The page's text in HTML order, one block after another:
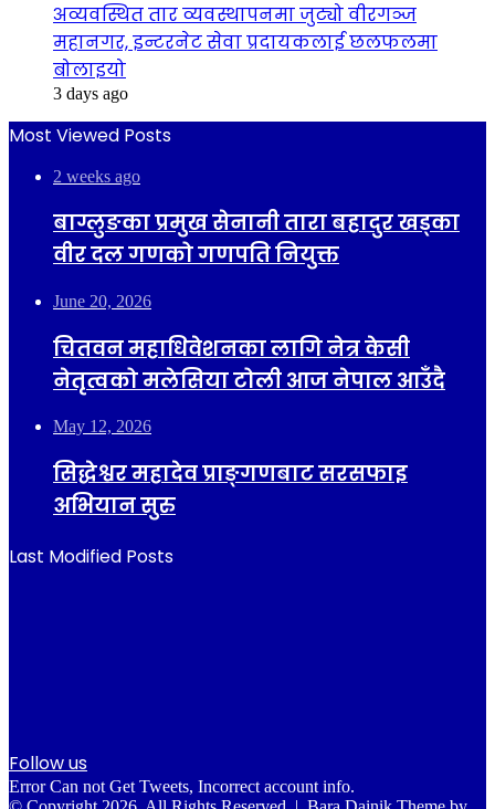
अव्यवस्थित तार व्यवस्थापनमा जुट्यो वीरगञ्ज
महानगर, इन्टरनेट सेवा प्रदायकलाई छलफलमा
बोलाइयो
3 days ago
Most Viewed Posts
2 weeks ago
बाग्लुङका प्रमुख सेनानी तारा बहादुर खड्का
वीर दल गणको गणपति नियुक्त
June 20, 2026
चितवन महाधिवेशनका लागि नेत्र केसी
नेतृत्वको मलेसिया टोली आज नेपाल आउँदै
May 12, 2026
सिद्धेश्वर महादेव प्राङ्गणबाट सरसफाइ
अभियान सुरु
Last Modified Posts
Follow us
Error Can not Get Tweets, Incorrect account info.